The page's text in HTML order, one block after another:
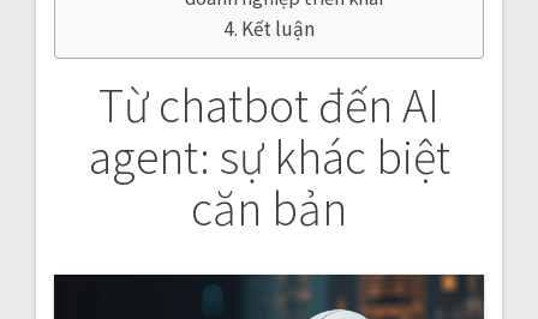
Kết luận
Từ chatbot đến AI
agent: sự khác biệt
căn bản